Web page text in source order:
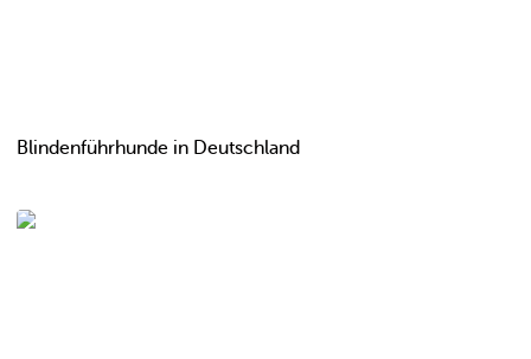
Blindenführhunde in Deutschland